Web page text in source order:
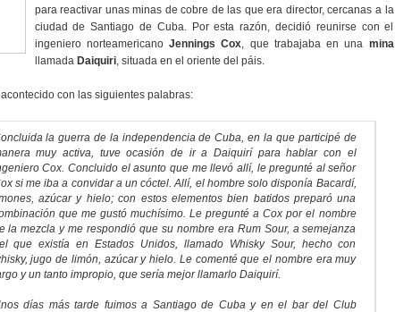
para reactivar unas minas de cobre de las que era director, cercanas a la
ciudad de Santiago de Cuba. Por esta razón, decidió reunirse con el
ingeniero norteamericano Jennings Cox, que trabajaba en una mina
llamada Daiquiri, situada en el oriente del páis.
con las siguientes palabras:
la guerra de la independencia de Cuba, en la que participé de
muy activa, tuve ocasión de ir a Daiquirí para hablar con el
Cox. Concluido el asunto que me llevó allí, le pregunté al señor
si me iba a convidar a un cóctel. Allí, el hombre solo disponía Bacardí,
azúcar y hielo; con estos elementos bien batidos preparó una
que me gustó muchísimo. Le pregunté a Cox por el nombre
la mezcla y me respondió que su nombre era Rum Sour, a semejanza
que existía en Estados Unidos, llamado Whisky Sour, hecho con
jugo de limón, azúcar y hielo. Le comenté que el nombre era muy
y un tanto impropio, que sería mejor llamarlo Daiquirí.
días más tarde fuimos a Santiago de Cuba y en el bar del Club